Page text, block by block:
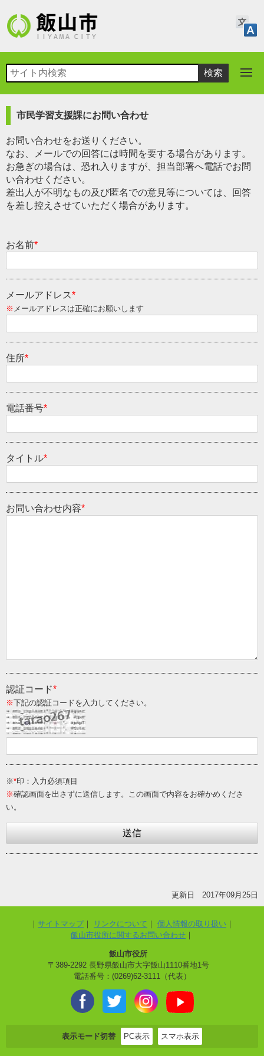
市民学習支援課にお問い合わせ
お問い合わせをお送りください。
なお、メールでの回答には時間を要する場合があります。
お急ぎの場合は、恐れ入りますが、担当部署へ電話でお問
い合わせください。
差出人が不明なもの及び匿名での意見等については、回答
を差し控えさせていただく場合があります。
お名前*
メールアドレス*
※ メールアドレスは正確にお願いします
住所*
電話番号*
タイトル*
お問い合わせ内容*
認証コード*
※下記の認証コードを入力してください。
※*印：入力必須項目
※確認画面を出さずに送信します。この画面で内容をお確かめくださ
い。
更新日 2017年09月25日
サイトマップ リンクについて
個人情報の取り扱い
飯山市役所に関するお問い合わせ
飯山市役所
〒389-2292 長野県飯山市大字飯山1110番地1号
電話番号：(0269)62-3111（代表）
表示モード切替 PC表示 スマホ表示